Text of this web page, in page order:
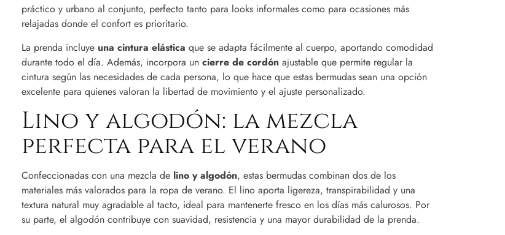
práctico y urbano al conjunto, perfecto tanto para looks informales como para ocasiones más
relajadas donde el confort es prioritario.
La prenda incluye una cintura elástica que se adapta fácilmente al cuerpo, aportando comodidad
durante todo el día. Además, incorpora un cierre de cordón ajustable que permite regular la
cintura según las necesidades de cada persona, lo que hace que estas bermudas sean una opción
excelente para quienes valoran la libertad de movimiento y el ajuste personalizado.
Lino y algodón: la mezcla
perfecta para el verano
Confeccionadas con una mezcla de lino y algodón, estas bermudas combinan dos de los
materiales más valorados para la ropa de verano. El lino aporta ligereza, transpirabilidad y una
textura natural muy agradable al tacto, ideal para mantenerte fresco en los días más calurosos. Por
su parte, el algodón contribuye con suavidad, resistencia y una mayor durabilidad de la prenda.